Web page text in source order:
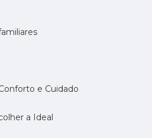
e Cuidado
a Ideal